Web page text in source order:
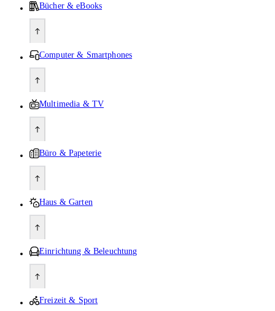
Bücher & eBooks
Computer & Smartphones
Multimedia & TV
Büro & Papeterie
Haus & Garten
Einrichtung & Beleuchtung
Freizeit & Sport